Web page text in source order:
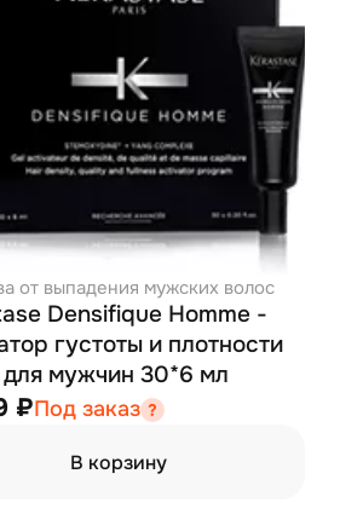
от выпадения мужских волос
Densifique Homme -
густоты и плотности
для мужчин 30*6 мл
₽Под заказ
В корзину